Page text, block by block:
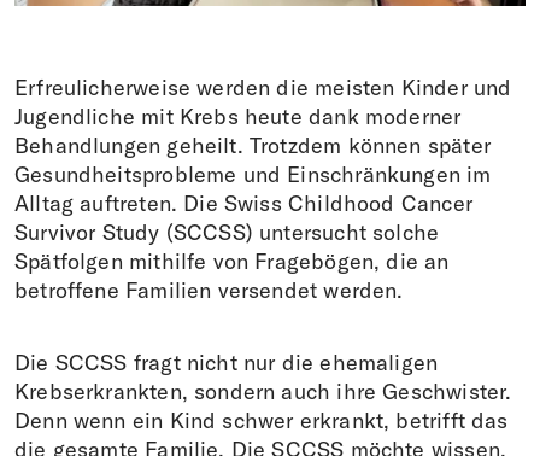
Erfreulicherweise werden die meisten Kinder und
Jugendliche mit Krebs heute dank moderner
Behandlungen geheilt. Trotzdem können später
Gesundheitsprobleme und Einschränkungen im
Alltag auftreten. Die Swiss Childhood Cancer
Survivor Study (SCCSS) untersucht solche
Spätfolgen mithilfe von Fragebögen, die an
betroffene Familien versendet werden.
Die SCCSS fragt nicht nur die ehemaligen
Krebserkrankten, sondern auch ihre Geschwister.
Denn wenn ein Kind schwer erkrankt, betrifft das
die gesamte Familie. Die SCCSS möchte wissen,